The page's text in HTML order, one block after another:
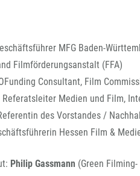
MFG Baden-
Filmförderungsanstalt (FFA)
Consultant, Film
Referatsleiter Medien und Film,
des Vorstandes /
Hessen Film &
Philip Gassmann (Green Filming-